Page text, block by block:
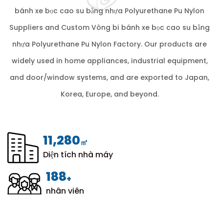
12,000㎡
Diện tích nhà máy
200+
nhân viên
bánh xe bọc cao su bằng nhựa Polyurethane Pu Nylon
Suppliers and Custom Vòng bi bánh xe bọc cao su bằng
nhựa Polyurethane Pu Nylon Factory. Our products are
widely used in home appliances, industrial equipment,
and door/window systems, and are exported to Japan,
Korea, Europe, and beyond.